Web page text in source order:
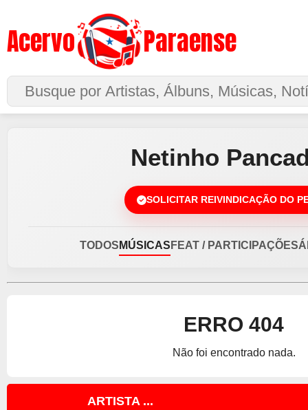
Acervo Paraense
Buscar no Site
Netinho
SOLICITAR REIVINDICAÇÃO DO
TODOS MÚSICAS FEAT / PARTICIPAÇÕES
ERRO 404
Não foi encontrado nada.
ARTISTA ...